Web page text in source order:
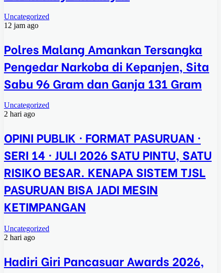
Uncategorized
12 jam ago
Polres Malang Amankan Tersangka
Pengedar Narkoba di Kepanjen, Sita
Sabu 96 Gram dan Ganja 131 Gram
Uncategorized
2 hari ago
OPINI PUBLIK · FORMAT PASURUAN ·
SERI 14 · JULI 2026 SATU PINTU, SATU
RISIKO BESAR. KENAPA SISTEM TJSL
PASURUAN BISA JADI MESIN
KETIMPANGAN
Uncategorized
2 hari ago
Hadiri Giri Pancasuar Awards 2026,